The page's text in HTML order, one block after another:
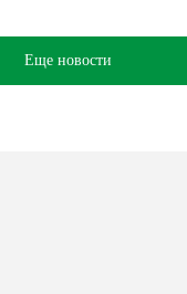
Еще новости